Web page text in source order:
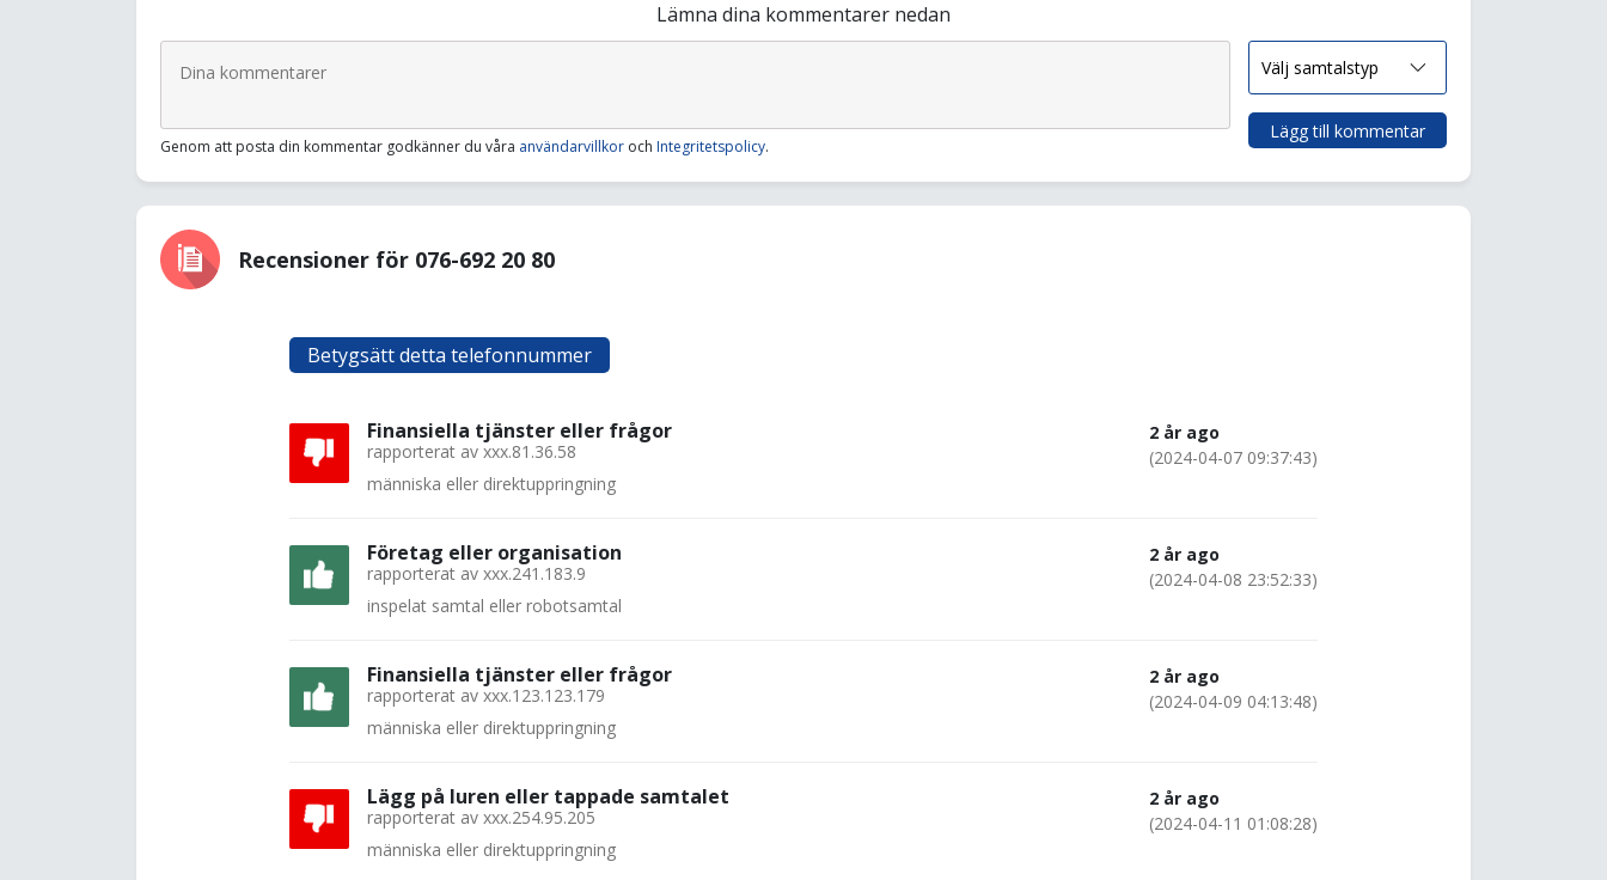
Lämna dina kommentarer nedan
Genom att posta din kommentar godkänner du våra användarvillkor och Integritetspolicy.
Lägg till kommentar
Recensioner för 076-692 20 80
Betygsätt detta telefonnummer
Finansiella tjänster eller frågor
rapporterat av xxx.81.36.58
människa eller direktuppringning
2 år ago
(2024-04-07 09:37:43)
Företag eller organisation
rapporterat av xxx.241.183.9
inspelat samtal eller robotsamtal
2 år ago
(2024-04-08 23:52:33)
Finansiella tjänster eller frågor
rapporterat av xxx.123.123.179
människa eller direktuppringning
2 år ago
(2024-04-09 04:13:48)
Lägg på luren eller tappade samtalet
rapporterat av xxx.254.95.205
människa eller direktuppringning
2 år ago
(2024-04-11 01:08:28)